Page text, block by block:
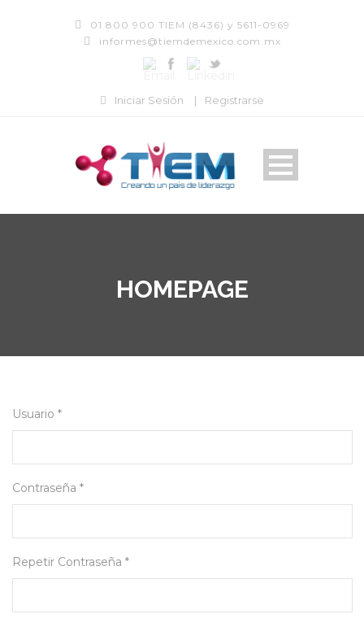
01 800 900 TIEM (8436) y 5611-0969
informes@tiemdemexico.com.mx
Iniciar Sesión | Registrarse
HOMEPAGE
Usuario *
Contraseña *
Repetir Contraseña *